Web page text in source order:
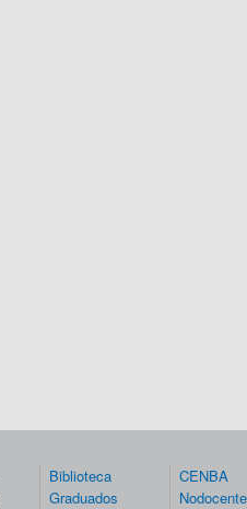
Biblioteca
Graduados
CENBA